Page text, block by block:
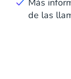
de las